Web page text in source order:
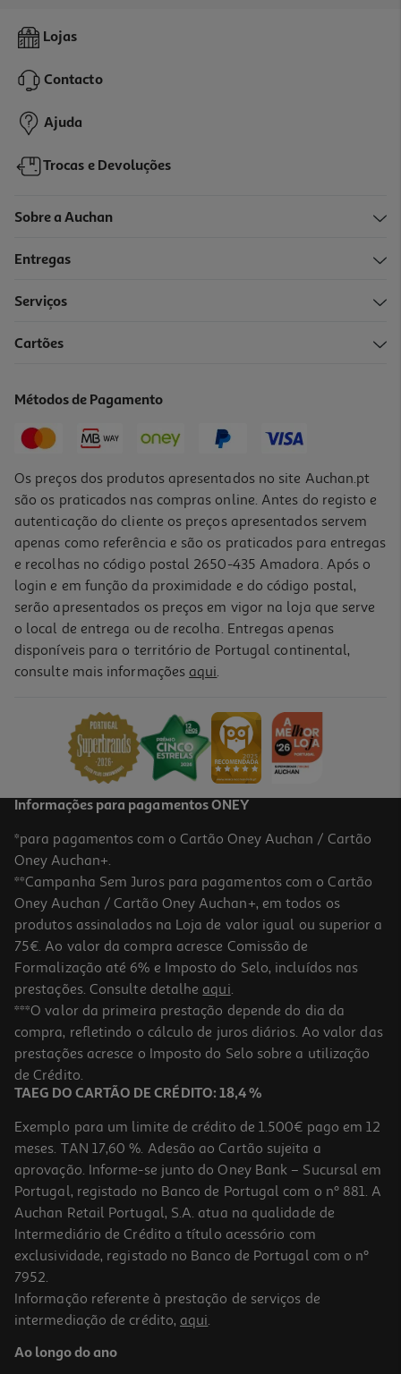
Lojas
Contacto
Ajuda
Trocas e Devoluções
Sobre a Auchan
Entregas
Serviços
Cartões
Métodos de Pagamento
Os preços dos produtos apresentados no site Auchan.pt
são os praticados nas compras online. Antes do registo e
autenticação do cliente os preços apresentados servem
apenas como referência e são os praticados para entregas
e recolhas no código postal 2650-435 Amadora. Após o
login e em função da proximidade e do código postal,
serão apresentados os preços em vigor na loja que serve
o local de entrega ou de recolha. Entregas apenas
disponíveis para o território de Portugal continental,
consulte mais informações aqui.
Informações para pagamentos ONEY
*para pagamentos com o Cartão Oney Auchan / Cartão
Oney Auchan+.
**Campanha Sem Juros para pagamentos com o Cartão
Oney Auchan / Cartão Oney Auchan+, em todos os
produtos assinalados na Loja de valor igual ou superior a
75€. Ao valor da compra acresce Comissão de
Formalização até 6% e Imposto do Selo, incluídos nas
prestações. Consulte detalhe aqui.
***O valor da primeira prestação depende do dia da
compra, refletindo o cálculo de juros diários. Ao valor das
prestações acresce o Imposto do Selo sobre a utilização
de Crédito.
TAEG DO CARTÃO DE CRÉDITO: 18,4 %
Exemplo para um limite de crédito de 1.500€ pago em 12
meses. TAN 17,60 %. Adesão ao Cartão sujeita a
aprovação. Informe-se junto do Oney Bank – Sucursal em
Portugal, registado no Banco de Portugal com o nº 881. A
Auchan Retail Portugal, S.A. atua na qualidade de
Intermediário de Crédito a título acessório com
exclusividade, registado no Banco de Portugal com o nº
7952.
Informação referente à prestação de serviços de
intermediação de crédito, aqui.
Ao longo do ano